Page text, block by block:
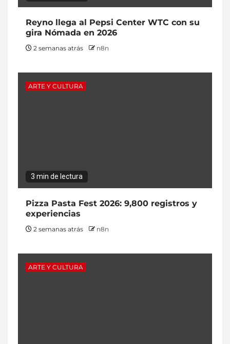
Reyno llega al Pepsi Center WTC con su
gira Nómada en 2026
2 semanas atrás n8n
ARTE Y CULTURA
3 min de lectura
Pizza Pasta Fest 2026: 9,800 registros y
experiencias
2 semanas atrás n8n
ARTE Y CULTURA